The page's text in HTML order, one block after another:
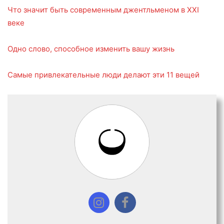
Что значит быть современным джентльменом в XXI
веке
Одно слово, способное изменить вашу жизнь
Самые привлекательные люди делают эти 11 вещей